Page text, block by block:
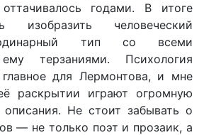
годами. В итоге
изобразить человеческий
тип со всеми
терзаниями. Психология
для Лермонтова, и мне
раскрытии играют огромную
Не стоит забывать о
— не только поэт и прозаик, а